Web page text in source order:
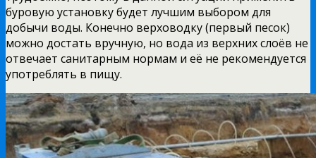
буровую установку будет лучшим выбором для
добычи воды. Конечно верховодку (первый песок)
можно достать вручную, но вода из верхних слоёв не
отвечает санитарным нормам и её не рекомендуется
употреблять в пищу.